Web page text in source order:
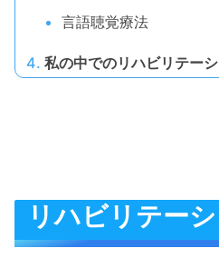
言語聴覚療法
私の中でのリハビリテー
リハビリテー